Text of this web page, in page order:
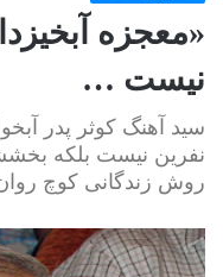
«معجزه
نیست …
سید آهنگ کوثر پدر
نفرین نیست بلکه
روش زندگانی کوچ